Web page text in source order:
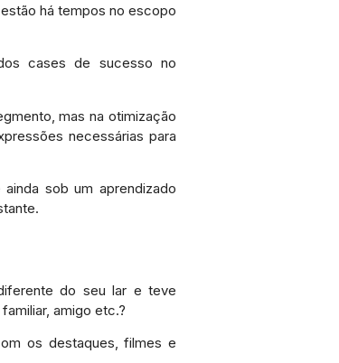
há tempos no escopo
cases de sucesso no
mas na otimização
necessárias para
sob um aprendizado
do seu lar e teve
amigo etc.?
os destaques, filmes e